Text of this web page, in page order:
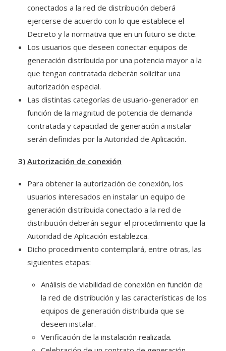
conectados a la red de distribución deberá
ejercerse de acuerdo con lo que establece el
Decreto y la normativa que en un futuro se dicte.
Los usuarios que deseen conectar equipos de
generación distribuida por una potencia mayor a la
que tengan contratada deberán solicitar una
autorización especial.
Las distintas categorías de usuario-generador en
función de la magnitud de potencia de demanda
contratada y capacidad de generación a instalar
serán definidas por la Autoridad de Aplicación.
3) Autorización de conexión
Para obtener la autorización de conexión, los
usuarios interesados en instalar un equipo de
generación distribuida conectado a la red de
distribución deberán seguir el procedimiento que la
Autoridad de Aplicación establezca.
Dicho procedimiento contemplará, entre otras, las
siguientes etapas:
Análisis de viabilidad de conexión en función de
la red de distribución y las características de los
equipos de generación distribuida que se
deseen instalar.
Verificación de la instalación realizada.